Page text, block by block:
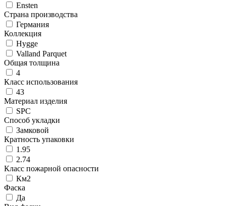
Ensten
Страна производства
Германия
Коллекция
Hygge
Valland Parquet
Общая толщина
4
Класс использования
43
Материал изделия
SPC
Способ укладки
Замковой
Кратность упаковки
1.95
2.74
Класс пожарной опасности
Км2
Фаска
Да